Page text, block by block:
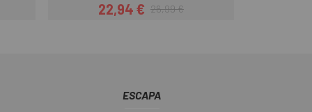
Prezzo
22,94 €Prezzo base
26,99 €
ESCAPA